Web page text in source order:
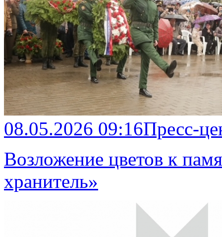
08.05.2026 09:16Пресс-
Возложение цветов к
хранитель»